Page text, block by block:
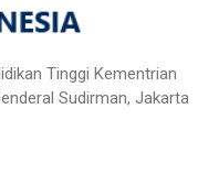
Tinggi Kementrian
Sudirman, Jakarta